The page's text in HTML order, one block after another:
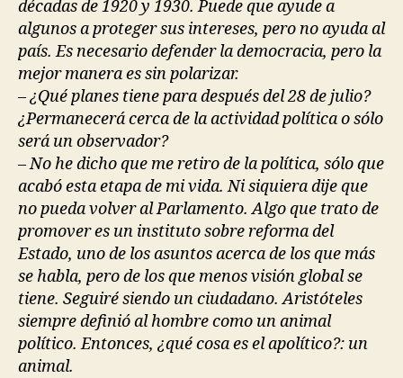
décadas de 1920 y 1930. Puede que ayude a
algunos a proteger sus intereses, pero no ayuda al
país. Es necesario defender la democracia, pero la
mejor manera es sin polarizar.
– ¿Qué planes tiene para después del 28 de julio?
¿Permanecerá cerca de la actividad política o sólo
será un observador?
– No he dicho que me retiro de la política, sólo que
acabó esta etapa de mi vida. Ni siquiera dije que
no pueda volver al Parlamento. Algo que trato de
promover es un instituto sobre reforma del
Estado, uno de los asuntos acerca de los que más
se habla, pero de los que menos visión global se
tiene. Seguiré siendo un ciudadano. Aristóteles
siempre definió al hombre como un animal
político. Entonces, ¿qué cosa es el apolítico?: un
animal.